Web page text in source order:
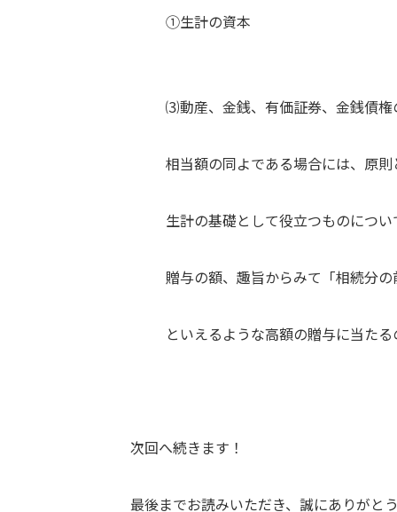
①生計の資本
⑶動産、金銭、有価証券、金銭債権
相当額の同よである場合には、原
生計の基礎として役立つものにつ
贈与の額、趣旨からみて「相続分
といえるような高額の贈与に当た
次回へ続きます！
最後までお読みいただき、誠にありがと